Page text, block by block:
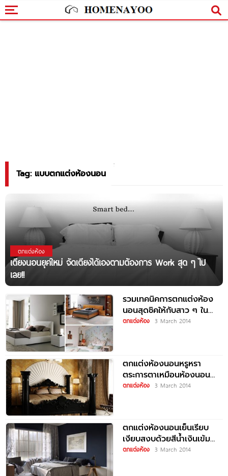
Tag: แบบตกแต่งห้องนอน
ตกแต่งห้อง
เตียงนอนยุคใหม่ จัดเตียงได้เองตามต้องการ Work สุด ๆ ไป
เลย!!
รวมเทคนิคการตกแต่งห้อง
นอนสุดชิคให้กับสาว ๆ ใน
หลากหลายสไตล์
ตกแต่งห้อง 3 March 2014
ตกแต่งห้องนอนหรูหรา
ตระการตาเหมือนห้องนอน
สุลต่านก็มิปาน
ตกแต่งห้อง 3 March 2014
ตกแต่งห้องนอนเย็นเรียบ
เงียบสงบด้วยสีน้ำเงินเข้ม
ขรึม
ตกแต่งห้อง 3 March 2014